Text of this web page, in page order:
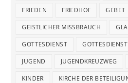
FRIEDEN FRIEDHOF GEBET
GEISTLICHER MISSBRAUCH
GOTTESDIENST
JUGEND JUGENDKREUZWEG
KINDER KIRCHE DER